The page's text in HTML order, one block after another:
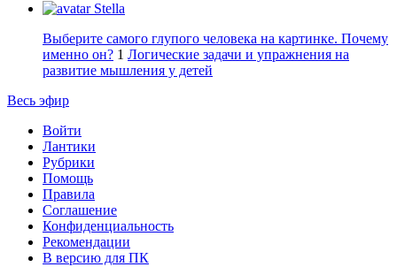
Stella
Выберите самого глупого человека на картинке. Почему
именно он? 1 Логические задачи и упражнения на
развитие мышления у детей
Весь эфир
Войти
Лантики
Рубрики
Помощь
Правила
Соглашение
Конфиденциальность
Рекомендации
В версию для ПК